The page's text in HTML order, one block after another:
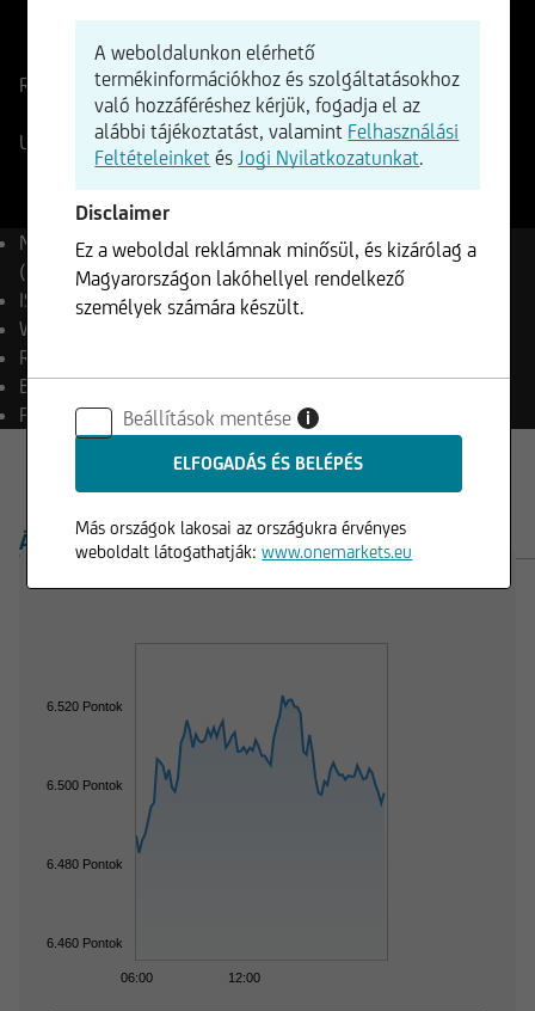
EU0009658145
WKN
965814
Referencia ár6503,50PontokVáltozás
+0,41%+26,63
UniCredit valós idejű jelzés06.08.2026 - 21:59
Név
EURO STOXX 50®
(Price) Index (EUR)
ISIN
EU0009658145
WKN
Reuters
Bloomberg SX5E Index
Pénznem EUR
ÁTTEKINTÉS TERMÉKEK
06:00 12:00
6.460 Pontok
6.480 Pontok
6.500 Pontok
6.520 Pontok
A weboldalunkon elérhető
termékinformációkhoz és szolgáltatásokhoz
való hozzáféréshez kérjük, fogadja el az
alábbi tájékoztatást, valamint Felhasználási
Feltételeinket és Jogi Nyilatkozatunkat.
Disclaimer
Ez a weboldal reklámnak minősül, és kizárólag a
Magyarországon lakóhellyel rendelkező
személyek számára készült.
Beállítások mentése i
Más országok lakosai az országukra érvényes
weboldalt látogathatják:www.onemarkets.eu